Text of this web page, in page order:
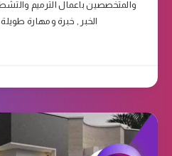
والمتخصصين باعمال الترميم
الخبر , خبرة ومهارة